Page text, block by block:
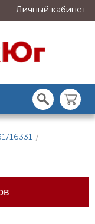
Личный кабинет
16331 /